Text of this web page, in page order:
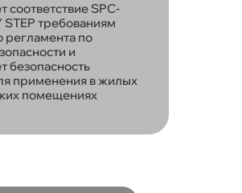
соответствие SPC-
требованиям
регламента по
и
безопасность
применения в жилых
помещениях